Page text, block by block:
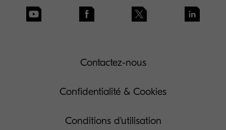
Contactez-nous
Confidentialité & Cookies
Conditions d'utilisation